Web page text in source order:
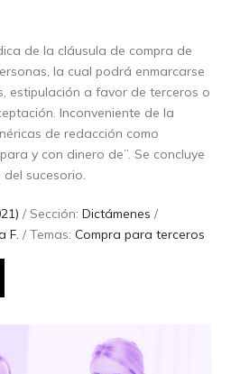
de la cláusula de compra de
la cual podrá enmarcarse
estipulación a favor de terceros o
Inconveniente de la
de redacción como
y con dinero de”. Se concluye
sucesorio.
/ Sección:Dictámenes /
F. / Temas:Compra para terceros